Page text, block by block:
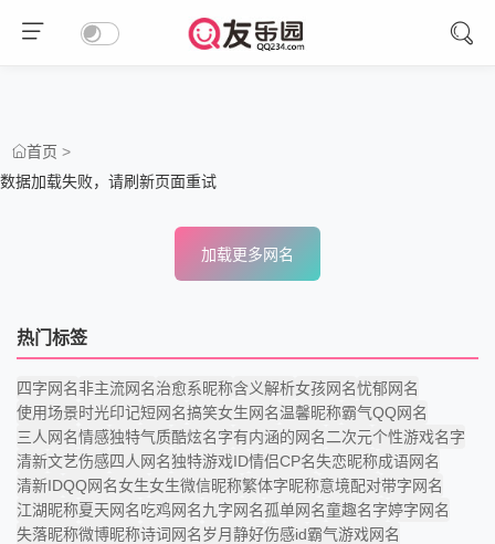
首页 >
数据加载失败，请刷新页面重试
加载更多网名
热门标签
四字网名非主流网名治愈系昵称含义解析女孩网名忧郁网名
使用场景时光印记短网名搞笑女生网名温馨昵称霸气QQ网名
三人网名情感独特气质酷炫名字有内涵的网名 二次元个性游戏名字
清新文艺伤感四人网名独特游戏ID情侣CP名失恋昵称成语网名
清新IDQQ网名女生女生微信昵称繁体字昵称意境配对带字网名
江湖昵称夏天网名吃鸡网名九字网名孤单网名童趣名字婷字网名
失落昵称微博昵称诗词网名岁月静好伤感id霸气游戏网名